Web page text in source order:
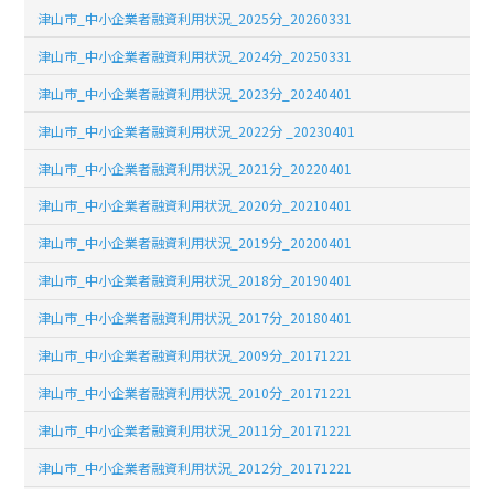
津山市_中小企業者融資利用状況_2025分_20260331
津山市_中小企業者融資利用状況_2024分_20250331
津山市_中小企業者融資利用状況_2023分_20240401
津山市_中小企業者融資利用状況_2022分 _20230401
津山市_中小企業者融資利用状況_2021分_20220401
津山市_中小企業者融資利用状況_2020分_20210401
津山市_中小企業者融資利用状況_2019分_20200401
津山市_中小企業者融資利用状況_2018分_20190401
津山市_中小企業者融資利用状況_2017分_20180401
津山市_中小企業者融資利用状況_2009分_20171221
津山市_中小企業者融資利用状況_2010分_20171221
津山市_中小企業者融資利用状況_2011分_20171221
津山市_中小企業者融資利用状況_2012分_20171221